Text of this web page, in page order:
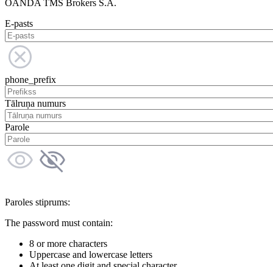
OANDA TMS Brokers S.A.
E-pasts
phone_prefix
Tālruņa numurs
Parole
Paroles stiprums:
The password must contain:
8 or more characters
Uppercase and lowercase letters